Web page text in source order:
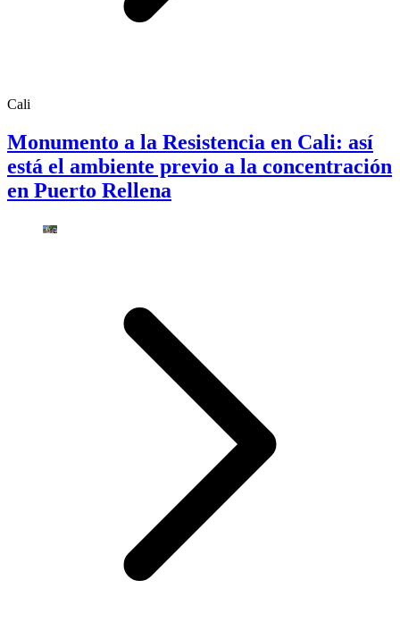
Cali
Monumento a la Resistencia en Cali: así
está el ambiente previo a la concentración
en Puerto Rellena